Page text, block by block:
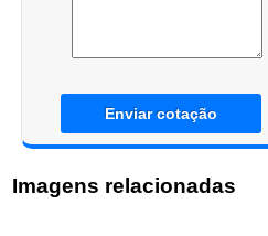
Enviar cotação
Imagens relacionadas